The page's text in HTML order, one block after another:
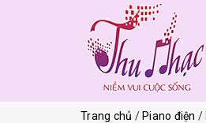
Trang chủ Piano điện